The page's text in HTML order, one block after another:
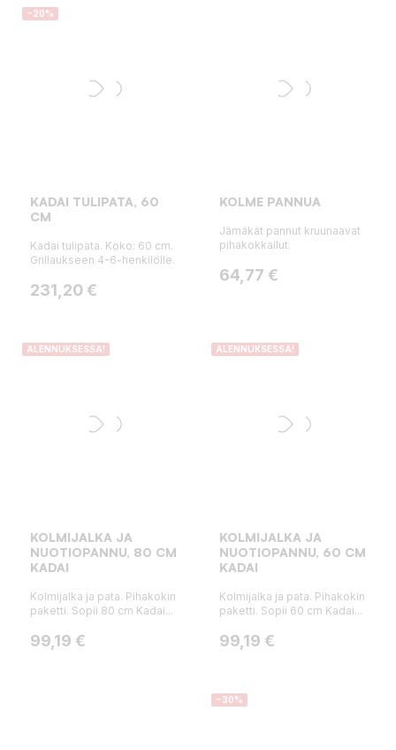
−20%
KADAI TULIPATA, 60
CM
Kadai tulipata. Koko: 60 cm.
Grillaukseen 4-6-henkilölle.
Hinta
231,20 €
KOLME PANNUA
Jämäkät pannut kruunaavat
pihakokkailut.
Hinta
64,77 €
ALENNUKSESSA!
KOLMIJALKA JA
NUOTIOPANNU, 80 CM
KADAI
Kolmijalka ja pata. Pihakokin
paketti. Sopii 80 cm Kadai...
Hinta
99,19 €
ALENNUKSESSA!
KOLMIJALKA JA
NUOTIOPANNU, 60 CM
KADAI
Kolmijalka ja pata. Pihakokin
paketti. Sopii 60 cm Kadai...
Hinta
99,19 €
−30%